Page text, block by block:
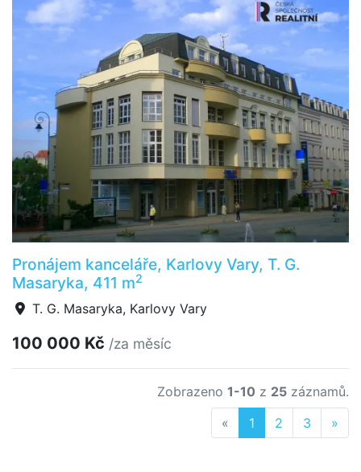
Pronájem kanceláře, Karlovy Vary, T. G.
Masaryka, 411 m2
T. G. Masaryka, Karlovy Vary
100 000 Kč /za měsíc
Zobrazeno 1-10 z 25 záznamů.
« Previous
1 2 3 »